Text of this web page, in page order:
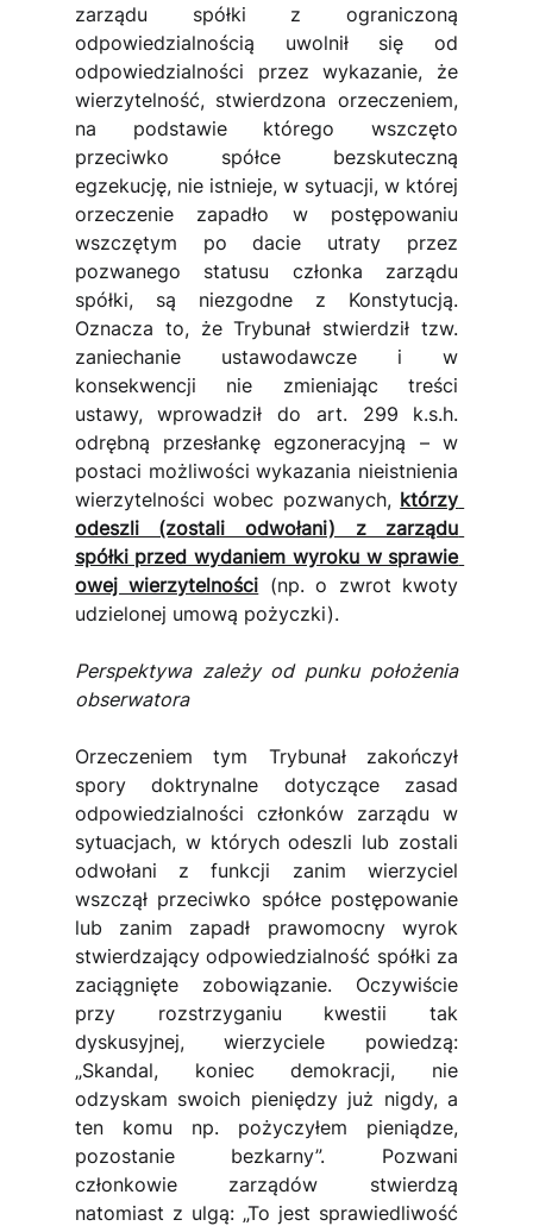
zarządu spółki z ograniczoną
odpowiedzialnością uwolnił się od
odpowiedzialności przez wykazanie, że
wierzytelność, stwierdzona orzeczeniem,
na podstawie którego wszczęto
przeciwko spółce bezskuteczną
egzekucję, nie istnieje, w sytuacji, w której
orzeczenie zapadło w postępowaniu
wszczętym po dacie utraty przez
pozwanego statusu członka zarządu
spółki, są niezgodne z Konstytucją.
Oznacza to, że Trybunał stwierdził tzw.
zaniechanie ustawodawcze i w
konsekwencji nie zmieniając treści
ustawy, wprowadził do art. 299 k.s.h.
odrębną przesłankę egzoneracyjną – w
postaci możliwości wykazania nieistnienia
wierzytelności wobec pozwanych, którzy
odeszli (zostali odwołani) z zarządu
spółki przed wydaniem wyroku w sprawie
owej wierzytelności (np. o zwrot kwoty
udzielonej umową pożyczki).
Perspektywa zależy od punku położenia
obserwatora
Orzeczeniem tym Trybunał zakończył
spory doktrynalne dotyczące zasad
odpowiedzialności członków zarządu w
sytuacjach, w których odeszli lub zostali
odwołani z funkcji zanim wierzyciel
wszczął przeciwko spółce postępowanie
lub zanim zapadł prawomocny wyrok
stwierdzający odpowiedzialność spółki za
zaciągnięte zobowiązanie. Oczywiście
przy rozstrzyganiu kwestii tak
dyskusyjnej, wierzyciele powiedzą:
„Skandal, koniec demokracji, nie
odzyskam swoich pieniędzy już nigdy, a
ten komu np. pożyczyłem pieniądze,
pozostanie bezkarny”. Pozwani
członkowie zarządów stwierdzą
natomiast z ulgą: „To jest sprawiedliwość